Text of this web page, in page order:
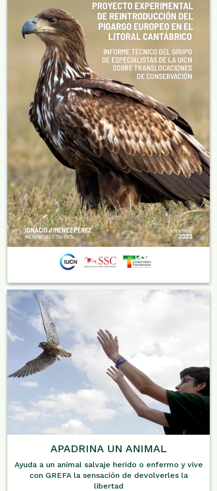
APADRINA UN ANIMAL
Ayuda a un animal salvaje herido o enfermo y vive
con GREFA la sensación de devolverles la
libertad